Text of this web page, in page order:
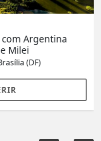
Argentina
Milei
(DF)